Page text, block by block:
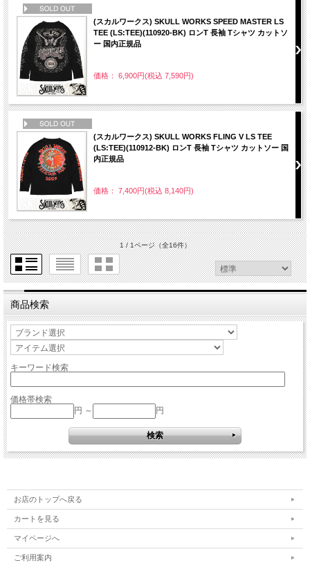
(スカルワークス) SKULL WORKS SPEED MASTER LS
TEE (LS:TEE)(110920-BK) ロンT 長袖 Tシャツ カットソ
ー 国内正規品
価格： 6,900円(税込 7,590円)
(スカルワークス) SKULL WORKS FLING V LS TEE
(LS:TEE)(110912-BK) ロンT 長袖 Tシャツ カットソー 国
内正規品
価格： 7,400円(税込 8,140円)
1 / 1ページ（全16件）
商品検索
キーワード検索
価格帯検索
円 ～
円
お店のトップへ戻る
カートを見る
マイページへ
ご利用案内